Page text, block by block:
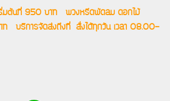
ริ่มต้นที่ 950 บาท พวงหรีดพัดลม ดอกไม้
าท บริการจัดส่งถึงที่ สั่งได้ทุกวัน เวลา 08.00-